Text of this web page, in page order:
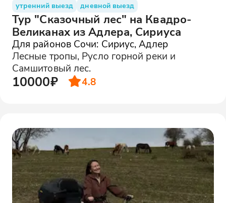
утренний выезд
дневной выезд
Тур "Сказочный лес" на Квадро-
Великанах из Адлера, Сириуса
Для районов Сочи: Сириус, Адлер
Лесные тропы, Русло горной реки и
Самшитовый лес.
10000₽ 4.8